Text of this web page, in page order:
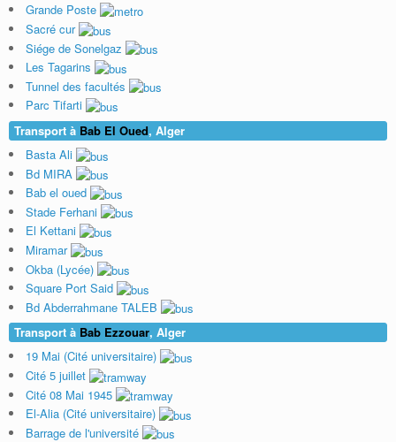
Grande Poste
Sacré cur
Siége de Sonelgaz
Les Tagarins
Tunnel des facultés
Parc Tifarti
Transport à Bab El Oued, Alger
Basta Ali
Bd MIRA
Bab el oued
Stade Ferhani
El Kettani
Miramar
Okba (Lycée)
Square Port Said
Bd Abderrahmane TALEB
Transport à Bab Ezzouar, Alger
19 Mai (Cité universitaire)
Cité 5 juillet
Cité 08 Mai 1945
El-Alia (Cité universitaire)
Barrage de l'université